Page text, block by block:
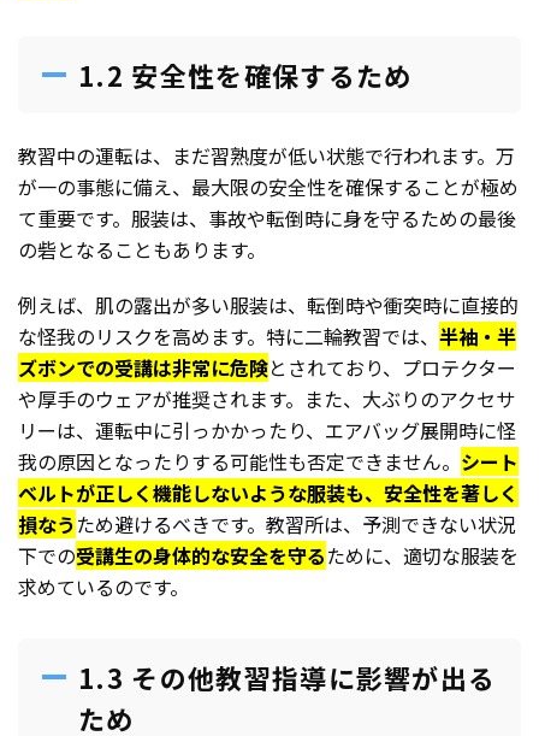
1.2 安全性を確保するため
教習中の運転は、まだ習熟度が低い状態で行われます。万
が一の事態に備え、最大限の安全性を確保することが極め
て重要です。服装は、事故や転倒時に身を守るための最後
の砦となることもあります。
例えば、肌の露出が多い服装は、転倒時や衝突時に直接的
な怪我のリスクを高めます。特に二輪教習では、 半袖・半
ズボンでの受講は非常に危険とされており、プロテクター
や厚手のウェアが推奨されます。また、大ぶりのアクセサ
リーは、運転中に引っかかったり、エアバッグ展開時に怪
我の原因となったりする可能性も否定できません。 シート
ベルトが正しく機能しないような服装も、安全性を著しく
損なうため避けるべきです。教習所は、予測できない状況
下での受講生の身体的な安全を守るために、適切な服装を
求めているのです。
1.3 その他教習指導に影響が出る
ため